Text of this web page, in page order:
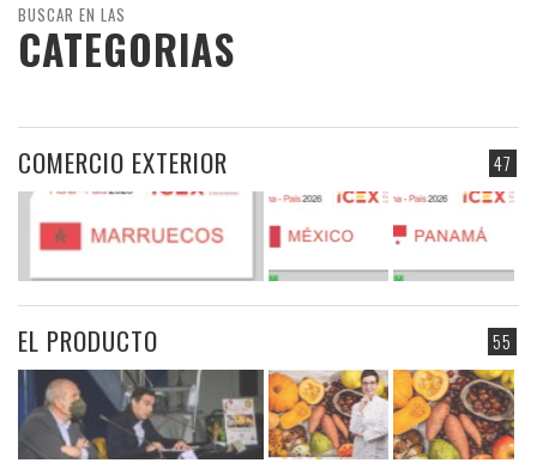
BUSCAR EN LAS
CATEGORIAS
47
COMERCIO EXTERIOR
55
EL PRODUCTO